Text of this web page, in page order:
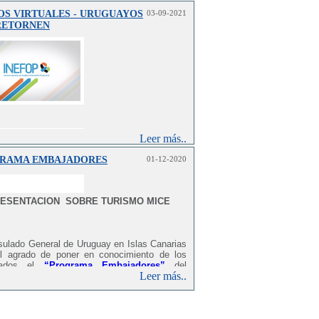
VIRTUALES - URUGUAYOS 03-09-2021
Leer más..
EMBAJADORES 01-12-2020
SOBRE TURISMO MICE
General de Uruguay en Islas Canarias
agrado de poner en conocimiento de los
el
“Programa Embajadores” del
de Turismo y la Asociación Uruguaya de
Leer más..